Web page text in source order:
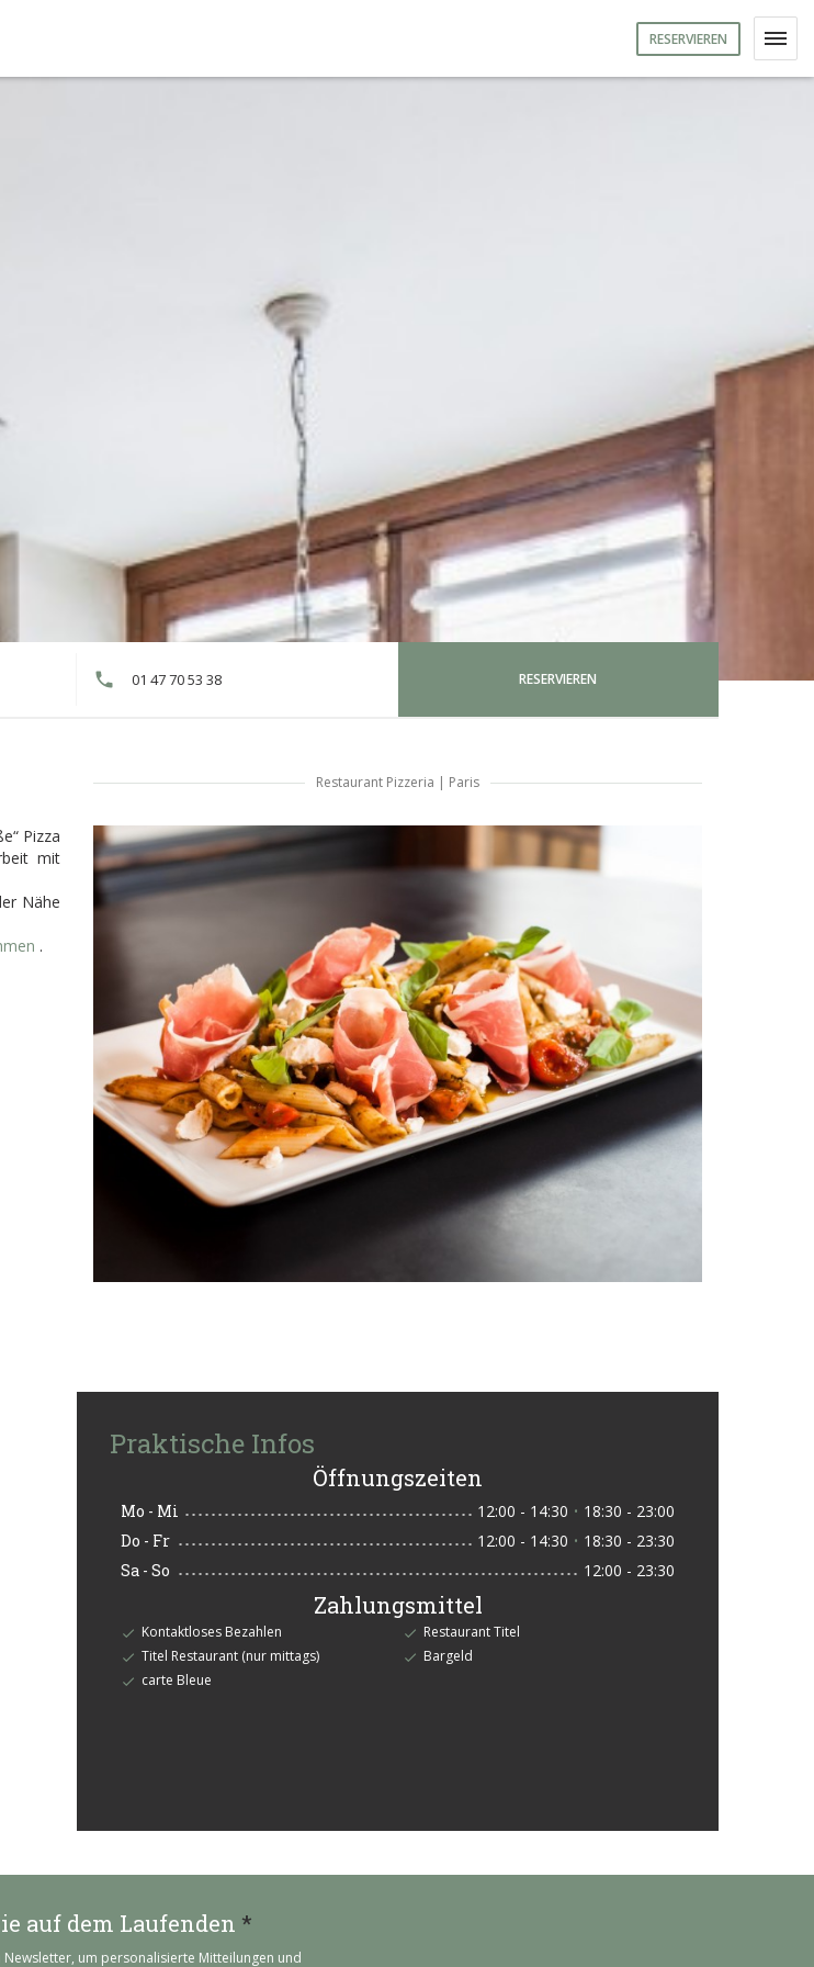
RESERVIEREN
01 47 70 53 38 RESERVIEREN
Restaurant Pizzeria | Paris
Pizza
mit
Nähe
.
Praktische Infos
Öffnungszeiten
Mo - Mi 12:00 - 14:30 • 18:30 - 23:00
Do - Fr 12:00 - 14:30 • 18:30 - 23:30
Sa - So 12:00 - 23:30
Zahlungsmittel
Kontaktloses Bezahlen
Restaurant Titel
Titel Restaurant (nur mittags)
Bargeld
carte Bleue
auf dem Laufenden *
Newsletter, um personalisierte Mitteilungen und